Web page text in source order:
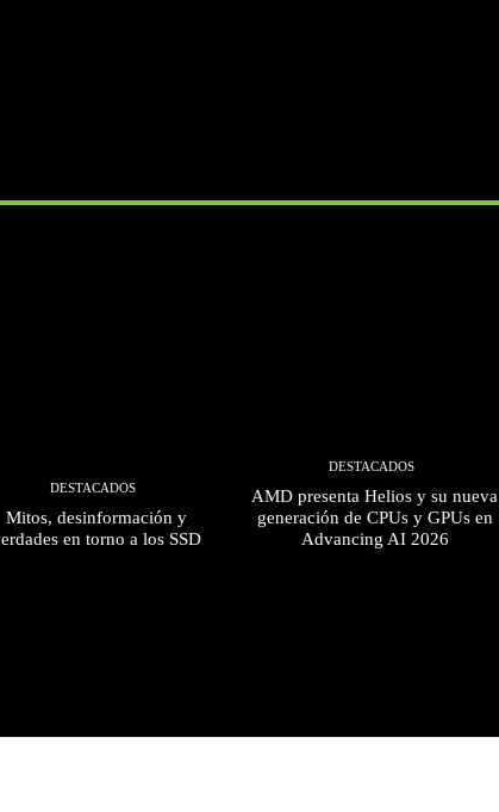
DESTACADOS
Mitos, desinformación y
en torno a los SSD
DESTACADOS
AMD presenta Helios y su nueva
generación de CPUs y GPUs en
Advancing AI 2026